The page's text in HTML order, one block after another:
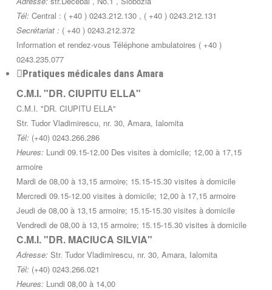
Tél: Central : ( +40 ) 0243.212.130 , ( +40 ) 0243.212.131
Secrétariat : ( +40 ) 0243.212.372
Information et rendez-vous Téléphone ambulatoires ( +40 )
0243.235.077
Pratiques médicales dans Amara
C.M.I. "DR. CIUPITU ELLA"
C.M.I. "DR. CIUPITU ELLA"
Str. Tudor Vladimirescu, nr. 30, Amara, Ialomita
Tél: (+40) 0243.266.286
Heures: Lundi 09.15-12.00 Des visites à domicile; 12,00 à 17,15
armoire
Mardi de 08,00 à 13,15 armoire; 15.15-15.30 visites à domicile
Mercredi 09.15-12.00 visites à domicile; 12,00 à 17,15 armoire
Jeudi de 08,00 à 13,15 armoire; 15.15-15.30 visites à domicile
Vendredi de 08,00 à 13,15 armoire; 15.15-15.30 visites à domicile
C.M.I. "DR. MACIUCA SILVIA"
Adresse: Str. Tudor Vladimirescu, nr. 30, Amara, Ialomita
Tél: (+40) 0243.266.021
Heures: Lundi 08,00 à 14,00